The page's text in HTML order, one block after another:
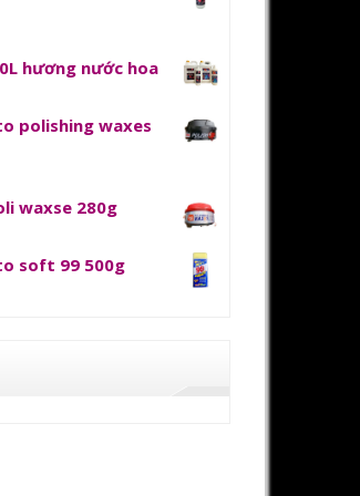
hương nước hoa
polishing waxes
waxse 280g
soft 99 500g